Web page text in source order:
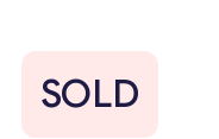
SOLD